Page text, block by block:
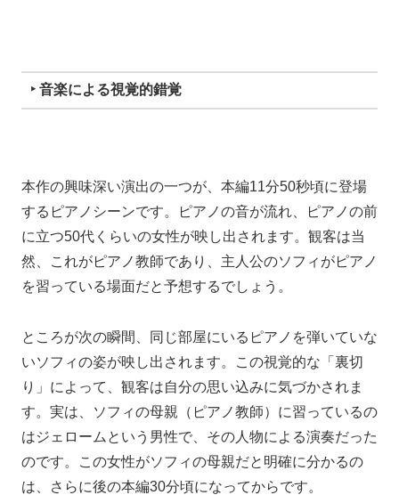
‣ 音楽による視覚的錯覚
本作の興味深い演出の一つが、本編11分50秒頃に登場
するピアノシーンです。ピアノの音が流れ、ピアノの前
に立つ50代くらいの女性が映し出されます。観客は当
然、これがピアノ教師であり、主人公のソフィがピアノ
を習っている場面だと予想するでしょう。
ところが次の瞬間、同じ部屋にいるピアノを弾いていな
いソフィの姿が映し出されます。この視覚的な「裏切
り」によって、観客は自分の思い込みに気づかされま
す。実は、ソフィの母親（ピアノ教師）に習っているの
はジェロームという男性で、その人物による演奏だった
のです。この女性がソフィの母親だと明確に分かるの
は、さらに後の本編30分頃になってからです。